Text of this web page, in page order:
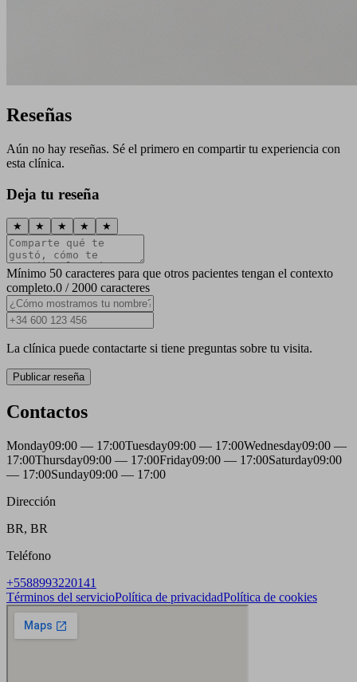
Reseñas
Aún no hay reseñas. Sé el primero en compartir tu experiencia con
esta clínica.
Deja tu reseña
★ ★ ★ ★ ★
Mínimo 50 caracteres para que otros pacientes tengan el contexto
completo.0 / 2000 caracteres
La clínica puede contactarte si tiene preguntas sobre tu visita.
Publicar reseña
Contactos
Monday09:00 — 17:00Tuesday09:00 — 17:00Wednesday09:00 —
17:00Thursday09:00 — 17:00Friday09:00 — 17:00Saturday09:00
— 17:00Sunday09:00 — 17:00
Dirección
BR, BR
Teléfono
+5588993220141
Términos del servicioPolítica de privacidadPolítica de cookies